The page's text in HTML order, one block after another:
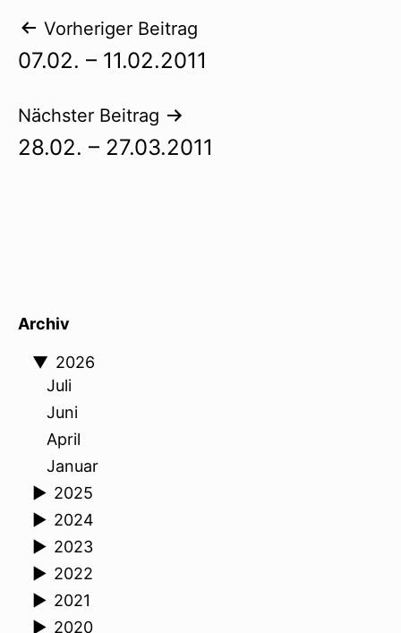
Beitragsnavigation
Vorheriger Beitrag
07.02. – 11.02.2011
Nächster Beitrag
28.02. – 27.03.2011
Archiv
▼ 2026
Juli
Juni
April
Januar
► 2025
► 2024
► 2023
► 2022
► 2021
► 2020